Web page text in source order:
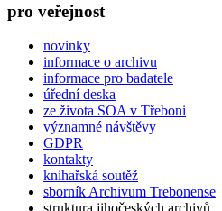
pro veřejnost
novinky
informace o archivu
informace pro badatele
úřední deska
ze života SOA v Třeboni
významné návštěvy
GDPR
kontakty
knihařská soutěž
sborník Archivum Trebonense